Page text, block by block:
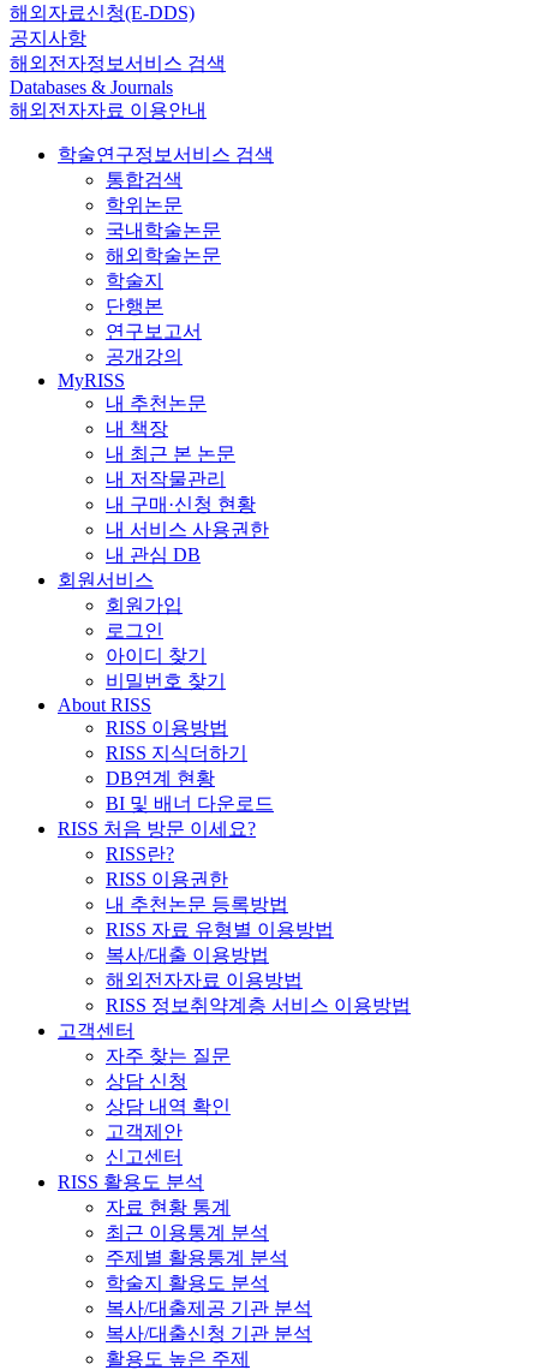
해외자료신청(E-DDS)
공지사항
해외전자정보서비스 검색
Databases & Journals
해외전자자료 이용안내
학술연구정보서비스 검색
통합검색
학위논문
국내학술논문
해외학술논문
학술지
단행본
연구보고서
공개강의
MyRISS
내 추천논문
내 책장
내 최근 본 논문
내 저작물관리
내 구매·신청 현황
내 서비스 사용권한
내 관심 DB
회원서비스
회원가입
로그인
아이디 찾기
비밀번호 찾기
About RISS
RISS 이용방법
RISS 지식더하기
DB연계 현황
BI 및 배너 다운로드
RISS 처음 방문 이세요?
RISS란?
RISS 이용권한
내 추천논문 등록방법
RISS 자료 유형별 이용방법
복사/대출 이용방법
해외전자자료 이용방법
RISS 정보취약계층 서비스 이용방법
고객센터
자주 찾는 질문
상담 신청
상담 내역 확인
고객제안
신고센터
RISS 활용도 분석
자료 현황 통계
최근 이용통계 분석
주제별 활용통계 분석
학술지 활용도 분석
복사/대출제공 기관 분석
복사/대출신청 기관 분석
활용도 높은 주제